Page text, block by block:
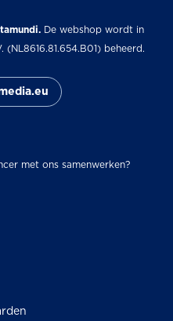
De webshop wordt in
beheerd.
met ons samenwerken?